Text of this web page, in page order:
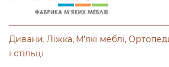
Дивани Ліжка М'які меблі
і стільці